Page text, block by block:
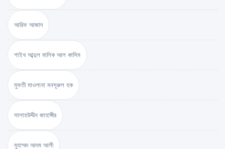
আরিফ আজাদ
শাইখ আব্দুল মালিক আল কাসিম
মুফতী মাওলানা মনসূরুল হক
সালাহউদ্দীন জাহাঙ্গীর
মুহাম্মদ আদম আলী